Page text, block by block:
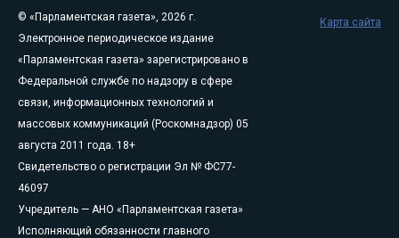
© «Парламентская газета», 2026 г.
Электронное периодическое издание
«Парламентская газета» зарегистрировано в
Федеральной службе по надзору в сфере
связи, информационных технологий и
массовых коммуникаций (Роскомнадзор) 05
августа 2011 года. 18+
Свидетельство о регистрации Эл № ФС77-
46097
Учредитель — АНО «Парламентская газета»
Исполняющий обязанности главного
Карта сайта